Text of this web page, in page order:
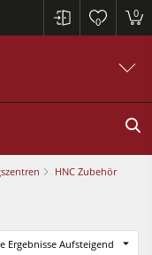
0
0
HNC Zubehör
Ergebnisse Aufsteigend